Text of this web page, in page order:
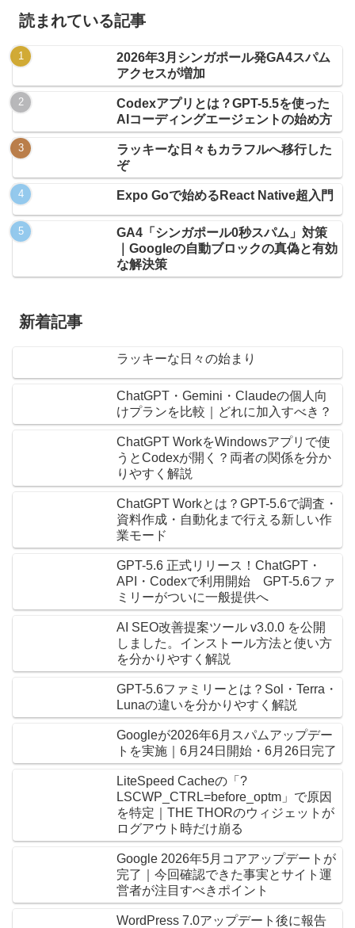
読まれている記事
2026年3月シンガポール発GA4スパム
アクセスが増加
Codexアプリとは？GPT-5.5を使った
AIコーディングエージェントの始め方
ラッキーな日々もカラフルへ移行した
ぞ
Expo Goで始めるReact Native超入門
GA4「シンガポール0秒スパム」対策
｜Googleの自動ブロックの真偽と有効
な解決策
新着記事
ラッキーな日々の始まり
ChatGPT・Gemini・Claudeの個人向
けプランを比較｜どれに加入すべき？
ChatGPT WorkをWindowsアプリで使
うとCodexが開く？両者の関係を分か
りやすく解説
ChatGPT Workとは？GPT-5.6で調査・
資料作成・自動化まで行える新しい作
業モード
GPT-5.6 正式リリース！ChatGPT・
API・Codexで利用開始 GPT-5.6ファ
ミリーがついに一般提供へ
AI SEO改善提案ツール v3.0.0 を公開
しました。インストール方法と使い方
を分かりやすく解説
GPT-5.6ファミリーとは？Sol・Terra・
Lunaの違いを分かりやすく解説
Googleが2026年6月スパムアップデー
トを実施｜6月24日開始・6月26日完了
LiteSpeed Cacheの「?
LSCWP_CTRL=before_optm」で原因
を特定｜THE THORのウィジェットが
ログアウト時だけ崩る
Google 2026年5月コアアップデートが
完了｜今回確認できた事実とサイト運
営者が注目すべきポイント
WordPress 7.0アップデート後に報告